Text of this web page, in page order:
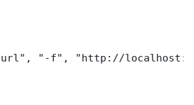
"-f", "http://